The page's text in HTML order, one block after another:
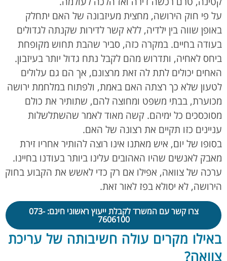
על פי חוק הירושה, מחצית מעיזבונה של האם יתחלק
באופן שווה בין ילדיה, ללא קשר לדירות שקנתה לגדולים
בעודה בחיים. במקרה כזה, סביר שהבת תחוש מקופחת
ביחס לאחיה, ותדרוש מהם לקבל נתח גדול יותר בעיזבון.
האחים יכולים לתת לה זאת מרצונם, אך הם גם עלולים
לטעון שלא כך רצתה האם באמת, ולפתוח במלחמת ירושה
מכוערת, בבתי משפט ומחוצה להם, שתותיר את כולם
מסוכסכים כל ימיהם. קשה מאוד לאמר שהשתלשלות
עניינים כזו תקיים את רצונה של האם.
בסופו של יום, איש מאתנו אינו רוצה להותיר אחריו זירת
מאבק לאנשים שהיו האהובים עלינו ביותר בעודנו בחיינו.
ערכה של צוואה, אפילו אם רק כדי לאשש את הקבוע בחוק
הירושה, לא יסולא בפז לאור זאת.
צרו קשר עם המשרד לקבלת ייעוץ ראשוני חינם: 073-
7606100
באילו מקרים עולה חשיבותה של עריכת
צוואה?